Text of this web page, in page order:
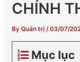
CHÍNH
By Quản trị /03/07/
Mục lục